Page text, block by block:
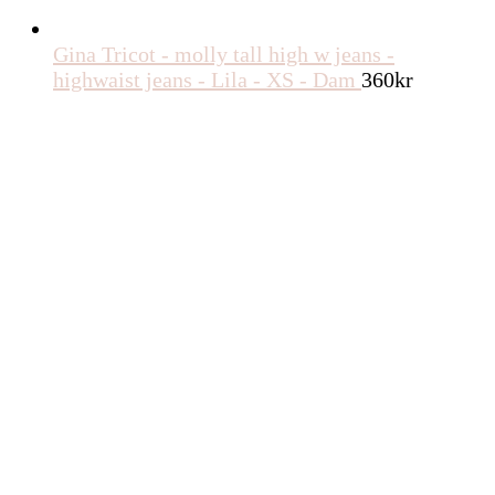
Gina Tricot - molly tall high w jeans -
highwaist jeans - Lila - XS - Dam 360kr